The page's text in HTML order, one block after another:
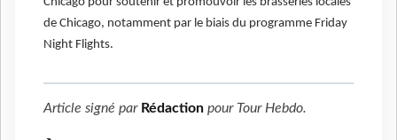
de Chicago, notamment par le biais du programme Friday
Night Flights.
Article signé par Rédaction pour Tour Hebdo.